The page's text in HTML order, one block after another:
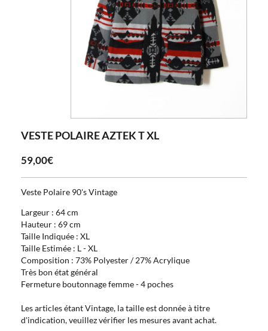
VESTE POLAIRE AZTEK T XL
59,00€
Veste Polaire 90's Vintage
Largeur : 64 cm
Hauteur : 69 cm
Taille Indiquée : XL
Taille Estimée : L - XL
Composition : 73% Polyester / 27% Acrylique
Très bon état général
Fermeture boutonnage femme - 4 poches
Les articles étant Vintage, la taille est donnée à titre
d'indication, veuillez vérifier les mesures avant achat.